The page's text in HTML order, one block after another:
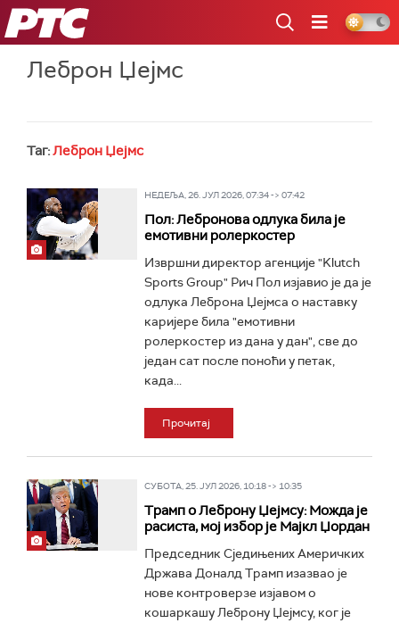
РТС
Леброн Џејмс
Таг:Леброн Џејмс
НЕДЕЉА, 26. ЈУЛ 2026, 07:34 -> 07:42
Пол: Лебронова одлука била је
емотивни ролеркостер
Извршни директор агенције "Klutch
Sports Group" Рич Пол изјавио је да је
одлука Леброна Џејмса о наставку
каријере била "емотивни
ролеркостер из дана у дан", све до
један сат после поноћи у петак,
када...
Прочитај
СУБОТА, 25. ЈУЛ 2026, 10:18 -> 10:35
Трамп о Леброну Џејмсу: Можда је
расиста, мој избор је Мајкл Џордан
Председник Сједињених Америчких
Држава Доналд Трамп изазвао је
нове контроверзе изјавом о
кошаркашу Леброну Џејмсу, ког је